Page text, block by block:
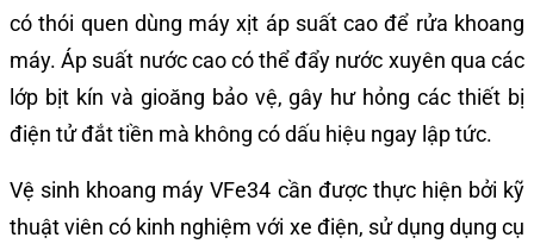
có thói quen dùng máy xịt áp suất cao để rửa khoang
máy. Áp suất nước cao có thể đẩy nước xuyên qua các
lớp bịt kín và gioăng bảo vệ, gây hư hỏng các thiết bị
điện tử đắt tiền mà không có dấu hiệu ngay lập tức.
Vệ sinh khoang máy VFe34 cần được thực hiện bởi kỹ
thuật viên có kinh nghiệm với xe điện, sử dụng dụng cụ